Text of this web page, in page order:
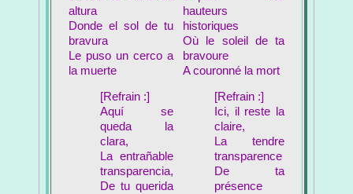
altura
Donde el sol de tu
bravura
Le puso un cerco a
la muerte
[Refrain :]
Aquí se
queda la
clara,
La entrañable
transparencia,
De tu querida
hauteurs
historiques
Où le soleil de ta
bravoure
A couronné la mort
[Refrain :]
Ici, il reste la
claire,
La tendre
transparence
De ta
présence